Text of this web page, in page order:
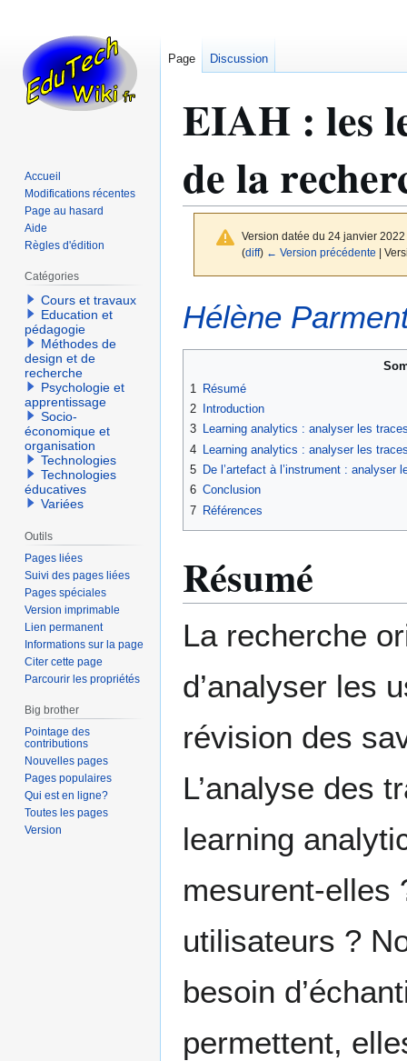
EIAH : les
de la
Version datée du 24 janvier
(diff) ← Version précédente |
à
à
Hélène
1
Résumé
2
Introduction
3 Learning analytics : analyser les
4 Learning analytics : analyser les
5 De l’artefact à l’instrument : analyser
6 Conclusion
7 Références
Résumé
La recherche
d’analyser les
révision des
L’analyse des
learning
mesurent-elles
utilisateurs ?
besoin
permettent,
Page Discussion
Accueil
Modifications récentes
Page au hasard
Aide
Règles d'édition
Catégories
Cours et travaux
Education et
pédagogie
Méthodes de
design et de
recherche
Psychologie et
apprentissage
Socio-
économique et
organisation
Technologies
Technologies
éducatives
Variées
Outils
Pages liées
Suivi des pages liées
Pages spéciales
Version imprimable
Lien permanent
Informations sur la page
Citer cette page
Parcourir les propriétés
Big brother
Pointage des
contributions
Nouvelles pages
Pages populaires
Qui est en ligne?
Toutes les pages
Version